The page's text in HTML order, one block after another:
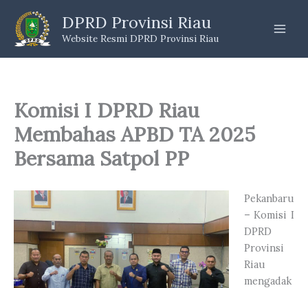
content
DPRD Provinsi Riau
Website Resmi DPRD Provinsi Riau
Komisi I DPRD Riau
Membahas APBD TA 2025
Bersama Satpol PP
Pekanbaru
– Komisi I
DPRD
Provinsi
Riau
mengadak